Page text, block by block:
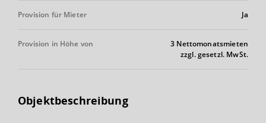
Provision für Mieter Ja
Provision in Höhe von
3 Nettomonatsmieten
zzgl. gesetzl. MwSt.
Objektbeschreibung